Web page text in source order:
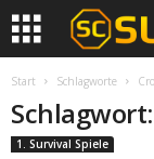
Start Schlagworte
1. Survival Spiele